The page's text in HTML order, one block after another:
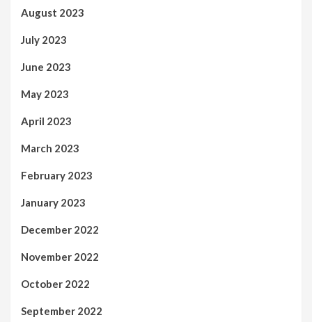
August 2023
July 2023
June 2023
May 2023
April 2023
March 2023
February 2023
January 2023
December 2022
November 2022
October 2022
September 2022